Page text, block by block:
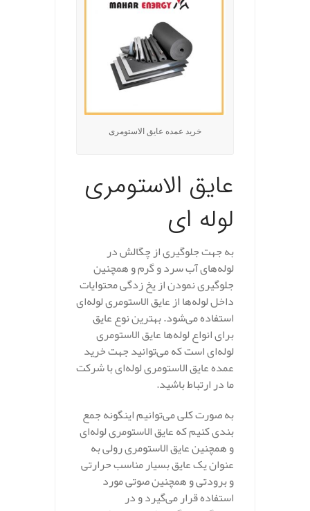
خرید عمده عایق الاستومری
عایق الاستومری
لوله ای
به جهت جلوگیری از چگالش در
لوله‌های آب سرد و گرم و همچنین
جلوگیری نمودن از یخ زدگی محتوایات
داخل لوله‌ها از عایق الاستومری لوله‌ای
استفاده می‌شود. بهترین نوع عایق
برای انواع لوله‌ها عایق الاستومری
لوله‌ای است که می‌توانید جهت خرید
عمده عایق الاستومری لوله‌ای با شرکت
ما در ارتباط باشید.
به صورت کلی می‌توانیم اینگونه جمع‌
بندی کنیم که عایق الاستومری لوله‌ای
و همچنین عایق الاستومری رولی به
عنوان یک عایق بسیار مناسب حرارتی
و برودتی و همچنین صوتی مورد
استفاده قرار می‌گیرد و در